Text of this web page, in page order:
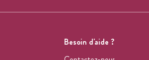
Besoin d'aide ?